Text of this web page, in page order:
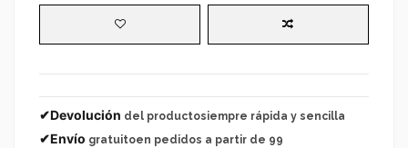
✔Devolución del productosiempre rápida y sencilla
✔Envío gratuitoen pedidos a partir de 99